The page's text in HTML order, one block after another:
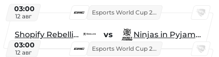
03:00
12 авг
Esports World Cup 2026
Shopify Rebellion vs Ninjas in Pyjamas
03:00
12 авг
Esports World Cup 2026